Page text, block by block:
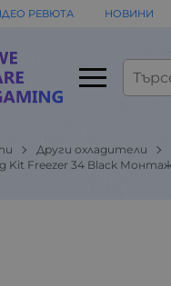
РЕВЮТА НОВИНИ
Други охладители
Kit Freezer 34 Black